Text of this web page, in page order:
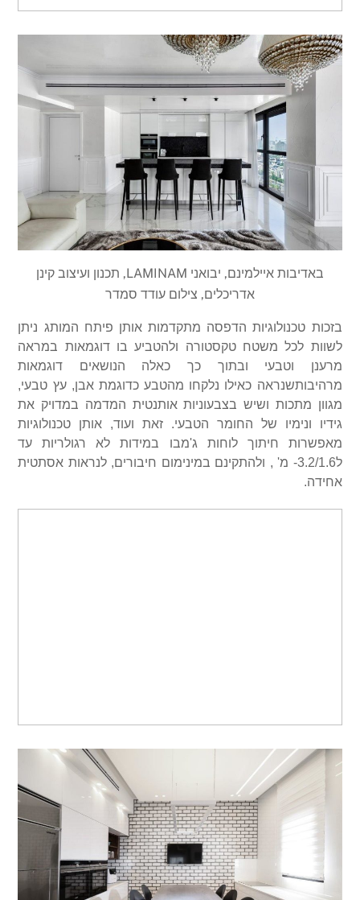
באדיבות איילמינם, יבואני LAMINAM, תכנון ועיצוב קינן
אדריכלים, צילום עודד סמדר
בזכות טכנולוגיות הדפסה מתקדמות אותן פיתח המותג ניתן
לשוות לכל משטח טקסטורה ולהטביע בו דוגמאות במראה
מרענן וטבעי ובתוך כך כאלה הנושאים דוגמאות
מרהיבותשנראה כאילו נלקחו מהטבע כדוגמת אבן, עץ טבעי,
מגוון מתכות ושיש בצבעוניות אותנטית המדמה במדויק את
גידיו ונימיו של החומר הטבעי. זאת ועוד, אותן טכנולוגיות
מאפשרות חיתוך לוחות ג'מבו במידות לא רגולריות עד
ל3.2/1.6- מ' , ולהתקינם במינימום חיבורים, לנראות אסתטית
אחידה.